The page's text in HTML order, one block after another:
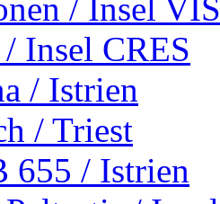
/ Insel VIS
Insel CRES
/ Istrien
/ Triest
655 / Istrien